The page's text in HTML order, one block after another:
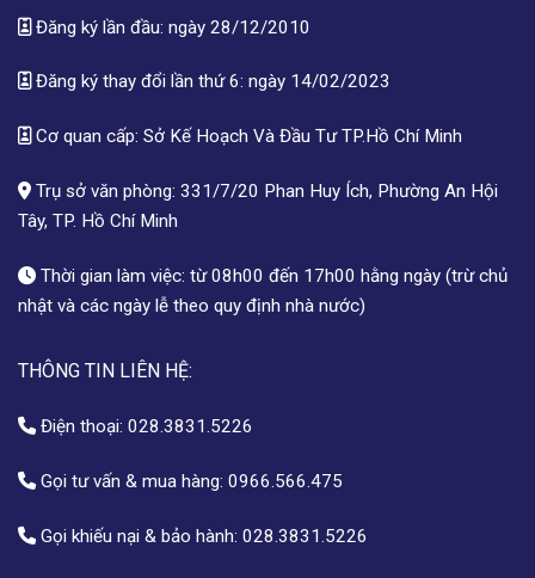
Đăng ký lần đầu: ngày 28/12/2010
Đăng ký thay đổi lần thứ 6: ngày 14/02/2023
Cơ quan cấp: Sở Kế Hoạch Và Đầu Tư TP.Hồ Chí Minh
Trụ sở văn phòng: 331/7/20 Phan Huy Ích, Phường An Hội
Tây, TP. Hồ Chí Minh
Thời gian làm việc: từ 08h00 đến 17h00 hằng ngày (trừ chủ
nhật và các ngày lễ theo quy định nhà nước)
THÔNG TIN LIÊN HỆ:
Điện thoại: 028.3831.5226
Gọi tư vấn & mua hàng: 0966.566.475
Gọi khiếu nại & bảo hành: 028.3831.5226